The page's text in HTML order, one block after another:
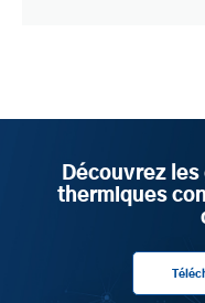
Découvrez
thermiques